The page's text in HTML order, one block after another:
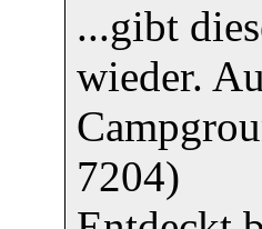
...gibt
wieder.
7204)